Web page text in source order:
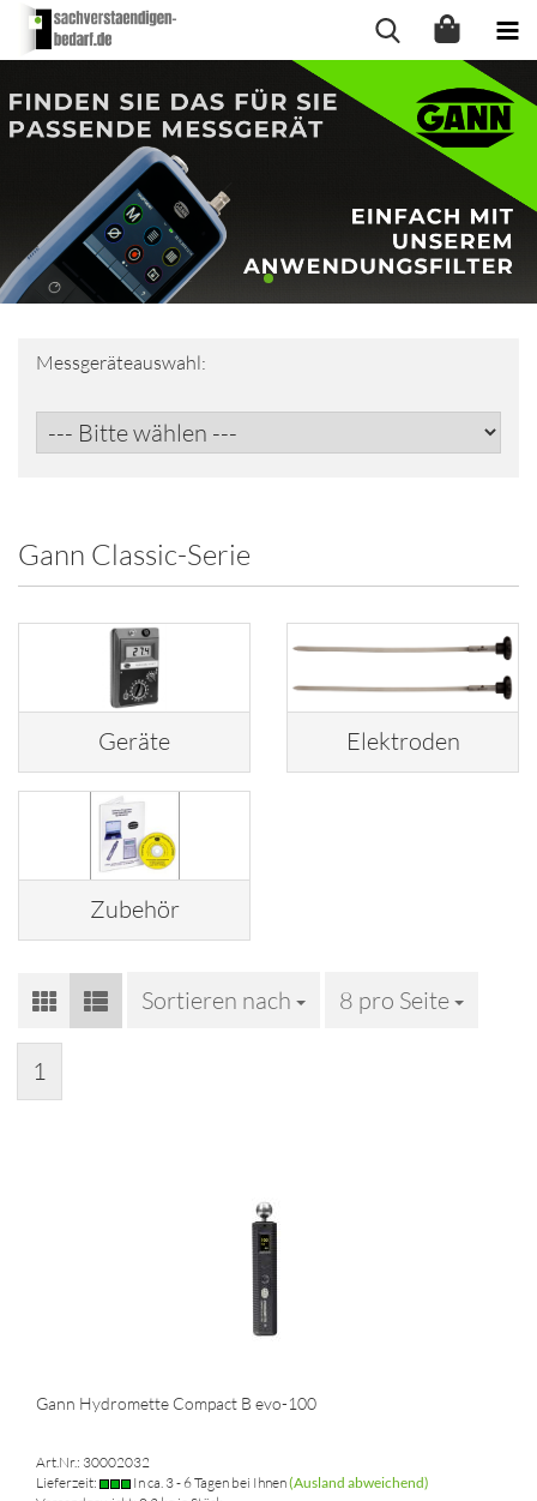
Messgeräteauswahl:
Gann Classic-Serie
Geräte Elektroden
Zubehör
Sortieren nach
Sortieren nach 8 pro Seite
pro Seite
1
Gann Hydromette Compact B evo-100
Art.Nr.: 30002032
Lieferzeit:
In ca. 3 - 6 Tagen bei Ihnen(Ausland abweichend)